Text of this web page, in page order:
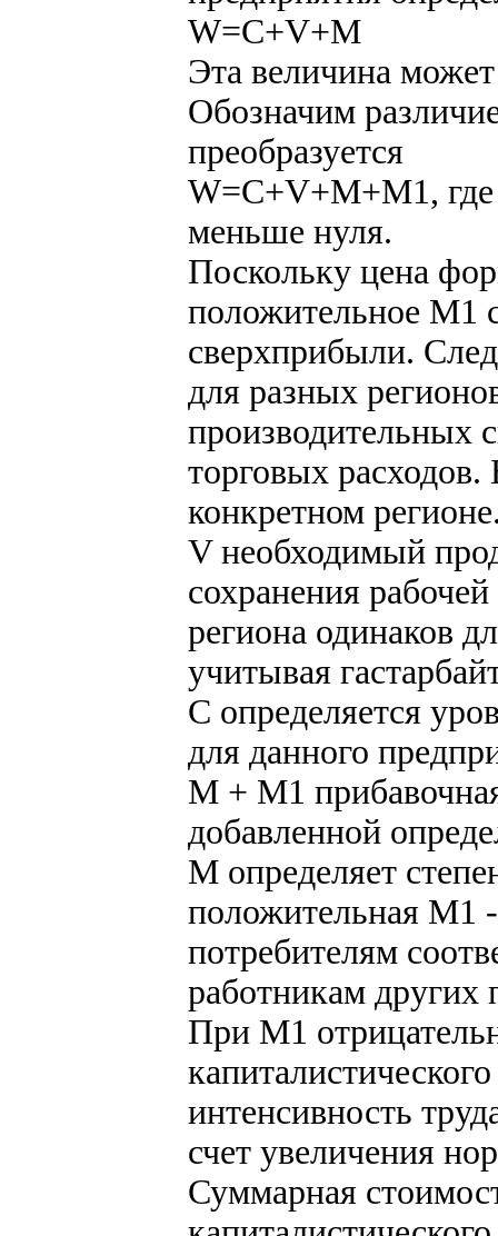
W=C+V+M
Эта величина
Обозначим
преобразуется
W=C+V+M+М1,
меньше нуля.
Поскольку цена
положительное М1
сверхприбыли.
для разных
производительных
торговых
конкретном
V необходимый
сохранения
региона одинаков
учитывая
С определяется
для данного
М + М1
добавленной
М определяет
положительная М1 -
потребителям
работникам других
При М1
интенсивность
счет увеличения
Суммарная